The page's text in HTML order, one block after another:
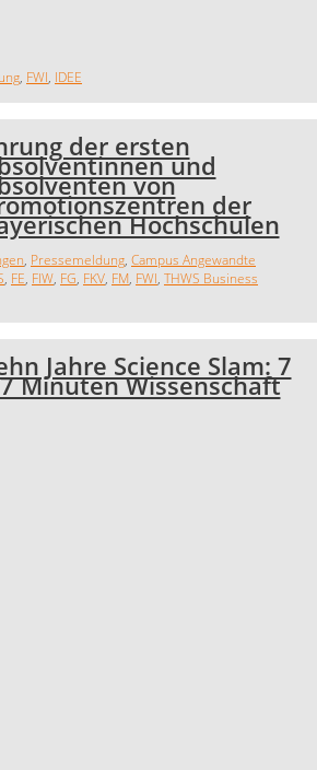
, FWI, IDEE
der ersten
und
von
der
Hochschulen
, Pressemeldung, Campus Angewandte
, FE, FIW, FG, FKV, FM, FWI, THWS Business
Jahre Science Slam: 7
Minuten Wissenschaft